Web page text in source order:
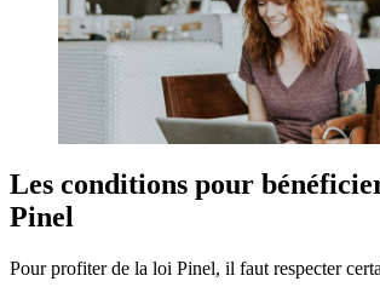
Les conditions pour
Pinel
Pour profiter de la loi Pinel, il faut respecter